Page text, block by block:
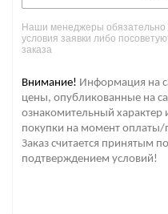
Наши менеджеры обязательно
условия заявки либо
заказа
Внимание! Информация на
цены, опубликованные на
ознакомительный характер
покупки на момент оплаты/
Заказ считается принятым
подтверждением условий!